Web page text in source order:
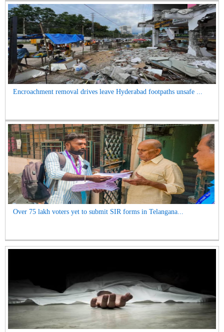
Encroachment removal drives leave Hyderabad footpaths unsafe ...
Over 75 lakh voters yet to submit SIR forms in Telangana...